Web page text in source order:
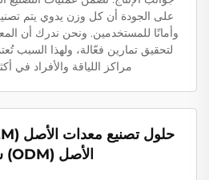
على الجودة أن كل وزن يدوي يتم
وأمانًا للمستخدمين. ونحن ندرك أن
لتحقيق تمارين فعّالة، ولهذا السبب
مراكز اللياقة والأفراد في أكثر من
الأصل (ODM) شاملة